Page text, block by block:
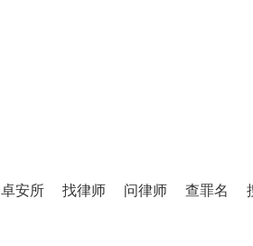
卓安所 找律师 问律师 查罪名
庭立方·律